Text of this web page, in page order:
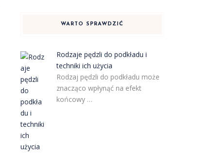
WARTO SPRAWDZIĆ
Rodzaje pędzli do podkładu i
techniki ich użycia
Rodzaj pędzli do podkładu może
znacząco wpłynąć na efekt
końcowy …